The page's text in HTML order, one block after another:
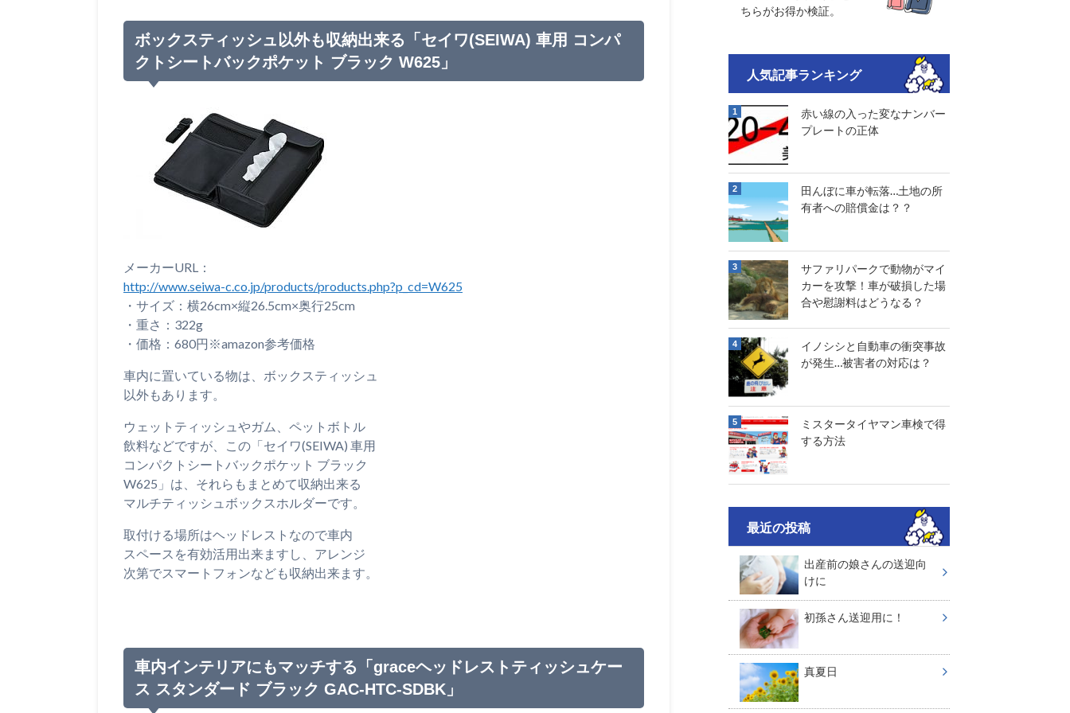
ボックスティッシュ以外も収納出来る「セイワ(SEIWA) 車用 コンパ
クトシートバックポケット ブラック W625」
メーカーURL：
http://www.seiwa-c.co.jp/products/products.php?p_cd=W625
・サイズ：横26cm×縦26.5cm×奥行25cm
・重さ：322g
・価格：680円※amazon参考価格
車内に置いている物は、ボックスティッシュ
以外もあります。
ウェットティッシュやガム、ペットボトル
飲料などですが、この「セイワ(SEIWA) 車用
コンパクトシートバックポケット ブラック
W625」は、それらもまとめて収納出来る
マルチティッシュボックスホルダーです。
取付ける場所はヘッドレストなので車内
スペースを有効活用出来ますし、アレンジ
次第でスマートフォンなども収納出来ます。
車内インテリアにもマッチする「graceヘッドレストティッシュケー
ス スタンダード ブラック GAC-HTC-SDBK」
ちらがお得か検証。
人気記事ランキング
赤い線の入った変なナンバー
プレートの正体
田んぼに車が転落…土地の所
有者への賠償金は？？
サファリパークで動物がマイ
カーを攻撃！車が破損した場
合や慰謝料はどうなる？
イノシシと自動車の衝突事故
が発生…被害者の対応は？
ミスタータイヤマン車検で得
する方法
最近の投稿
出産前の娘さんの送迎向
けに
初孫さん送迎用に！
真夏日